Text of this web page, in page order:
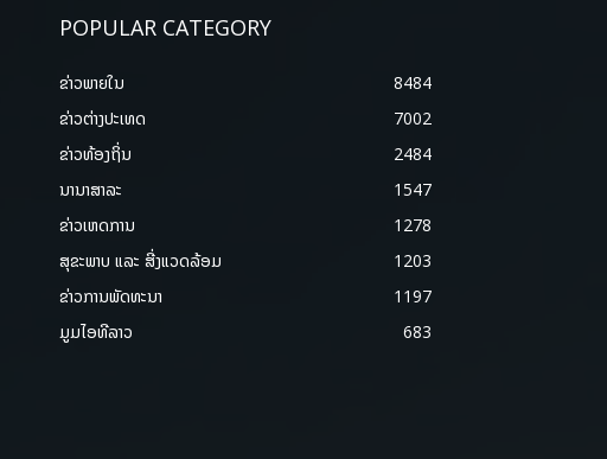
POPULAR CATEGORY
ຂ່າວພາຍ​ໃນ
8484
ຂ່າວຕ່າງປະເທດ
7002
ຂ່າວທ້ອງຖິ່ນ
2484
ນານາສາລະ
1547
ຂ່າວເຫດການ
1278
ສຸຂະພາບ ແລະ ສີ່ງແວດລ້ອມ
1203
ຂ່າວການພັດທະນາ
1197
ມູມໄອທີລາວ
683